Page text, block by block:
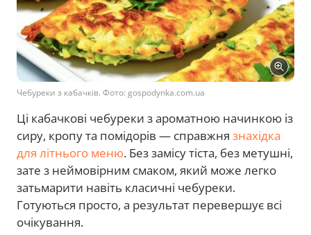
Чебуреки з кабачків. Фото: gospodynka.com.ua
Ці кабачкові чебуреки з ароматною начинкою із
сиру, кропу та помідорів — справжня знахідка
для літнього меню. Без замісу тіста, без метушні,
зате з неймовірним смаком, який може легко
затьмарити навіть класичні чебуреки.
Готуються просто, а результат перевершує всі
очікування.